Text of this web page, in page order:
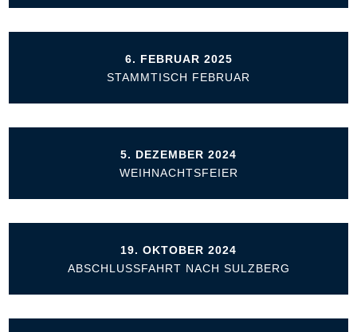
6. FEBRUAR 2025
STAMMTISCH FEBRUAR
5. DEZEMBER 2024
WEIHNACHTSFEIER
19. OKTOBER 2024
ABSCHLUSSFAHRT NACH SULZBERG